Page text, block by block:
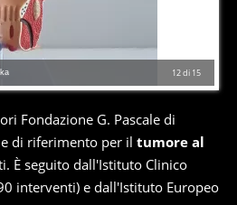
12di 15
Fondazione G. Pascale di
di riferimento per il tumore al
È seguito dall'Istituto Clinico
interventi) e dall'Istituto Europeo